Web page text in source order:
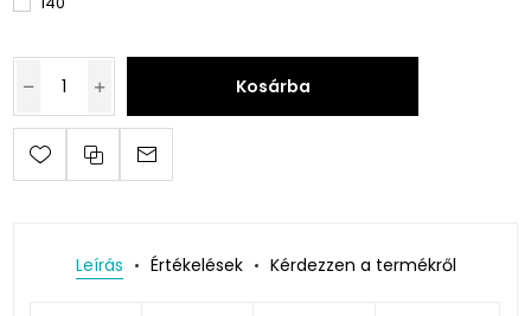
Kosárba
Leírás Értékelések Kérdezzen a termékről